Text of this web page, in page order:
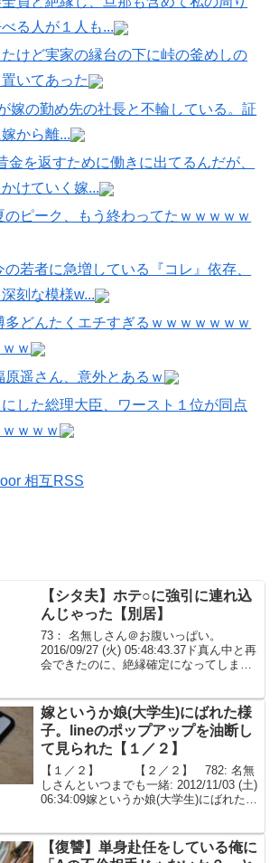
る人が１人も...
けど実家の縁台の下に峠の釜めしの
いてあった
嫁の勤め先の社長と不輪している。証
から離...
金を返すために働きに出てるんだが、
けていく嫁...
のピーク、もう終わってたｗｗｗｗｗ
の若者に急増している『コレ』依存、
刻な模様w...
多どんたくエチすぎるｗｗｗｗｗｗｗ
ｗ
原遥さん、意外とあるｗ
した総理大臣、ワースト１位が同点
ｗｗｗ
相互RSS
【シタ夫】ホテ○に強引に連れ込
んじゃった【別居】
73： 名無しさん＠お腹いっぱい。
2016/09/27 (火) 05:48:43.37ド真ん中と再
会できたのに、絶縁確定になってしまっ
だが。あれが花だった。74...
嫁というか娘(大学生)にばれた様
子。lineのポップアップを油断し
て見られた【１／２】
【１／２】 【２／２】 782: 名無
しさんといつまでも一緒: 2012/11/03 (土)
06:34:09嫁というか娘(大学生)にばれた様
ビングでの出来事...
【復讐】単身赴任をしている俺に